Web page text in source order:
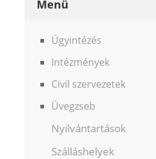
Menü
Ügyintézés
Intézmények
Civil szervezetek
Üvegzseb
Nyilvántartások
Szálláshelyek